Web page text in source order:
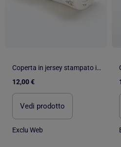
Coperta in jersey stampato in cotone jersey
12,00 €
Vedi prodotto
Exclu Web